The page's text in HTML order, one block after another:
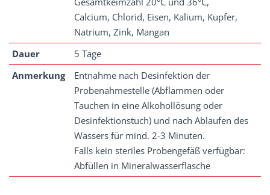
Calcium, Chlorid, Eisen, Kalium, Kupfer,
Natrium, Zink, Mangan
Dauer
5 Tage
Anmerkung
Entnahme nach Desinfektion der
Probenahmestelle (Abflammen oder
Tauchen in eine Alkohollösung oder
Desinfektionstuch) und nach Ablaufen des
Wassers für mind. 2-3 Minuten.
Falls kein steriles Probengefäß verfügbar:
Abfüllen in Mineralwasserflasche